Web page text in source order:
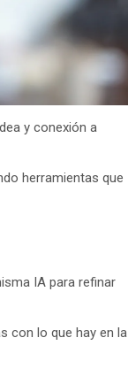
y conexión a
herramientas que
IA para refinar
con lo que hay en la